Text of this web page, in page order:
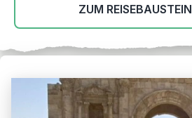
ZUM REISEBAUSTEIN